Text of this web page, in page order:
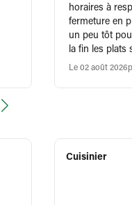
horaires à
fermeture en
un peu tôt
la fin les plats
de temps à
Le 02 août 2026
Cuisinier